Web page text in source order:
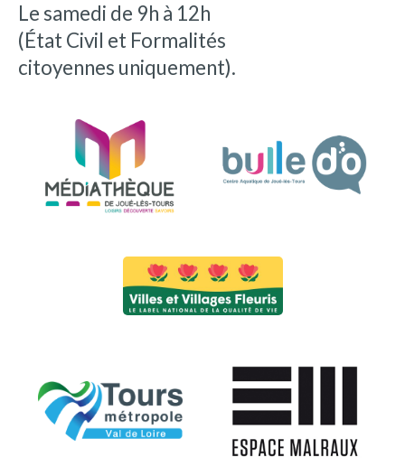
Le samedi de 9h à 12h
(État Civil et Formalités
citoyennes uniquement).